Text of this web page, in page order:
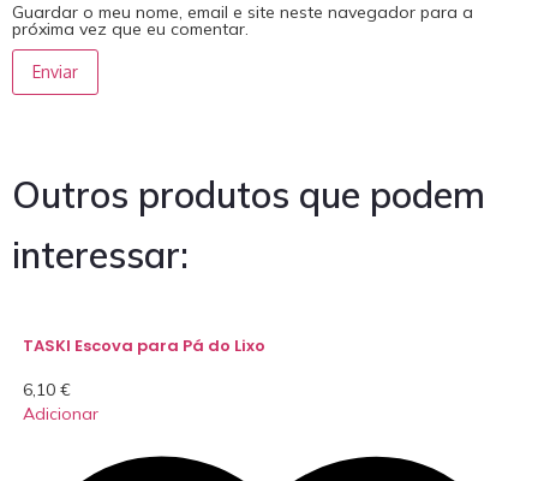
Guardar o meu nome, email e site neste navegador para a
próxima vez que eu comentar.
Outros produtos que podem
interessar:
TASKI Escova para Pá do Lixo
6,10 €
Adicionar